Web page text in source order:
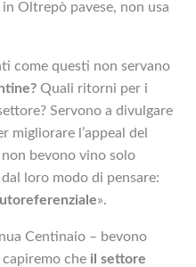
Oltrepò pavese, non usa
come questi non servano
Quali ritorni per i
Servono a divulgare
migliorare l’appeal del
bevono vino solo
loro modo di pensare:
».
Centinaio – bevono
che il settore